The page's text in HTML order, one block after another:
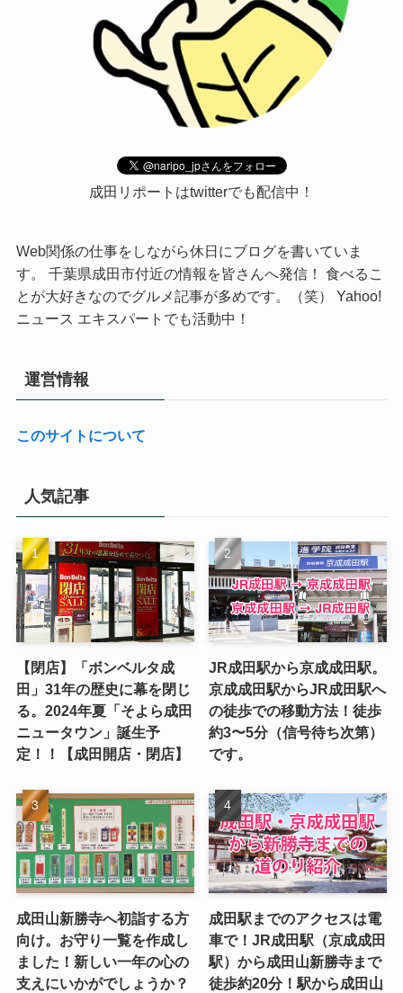
成田リポートはtwitterでも配信中！
Web関係の仕事をしながら休日にブログを書いていま
す。 千葉県成田市付近の情報を皆さんへ発信！ 食べるこ
とが大好きなのでグルメ記事が多めです。（笑） Yahoo!
ニュース エキスパートでも活動中！
運営情報
このサイトについて
人気記事
【閉店】「ボンベルタ成
田」31年の歴史に幕を閉じ
る。2024年夏「そよら成田
ニュータウン」誕生予
定！！【成田開店・閉店】
JR成田駅から京成成田駅。
京成成田駅からJR成田駅へ
の徒歩での移動方法！徒歩
約3〜5分（信号待ち次第）
です。
成田山新勝寺へ初詣する方
向け。お守り一覧を作成し
ました！新しい一年の心の
支えにいかがでしょうか？
成田駅までのアクセスは電
車で！JR成田駅（京成成田
駅）から成田山新勝寺まで
徒歩約20分！駅から成田山